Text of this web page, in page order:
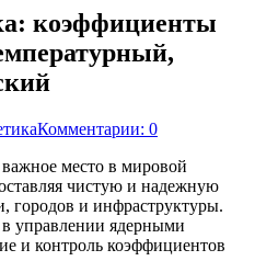
коэффициенты
Комментарии: 0
место в мировой
чистую и надежную
городов и инфраструктуры.
управлении ядерными
и контроль коэффициентов